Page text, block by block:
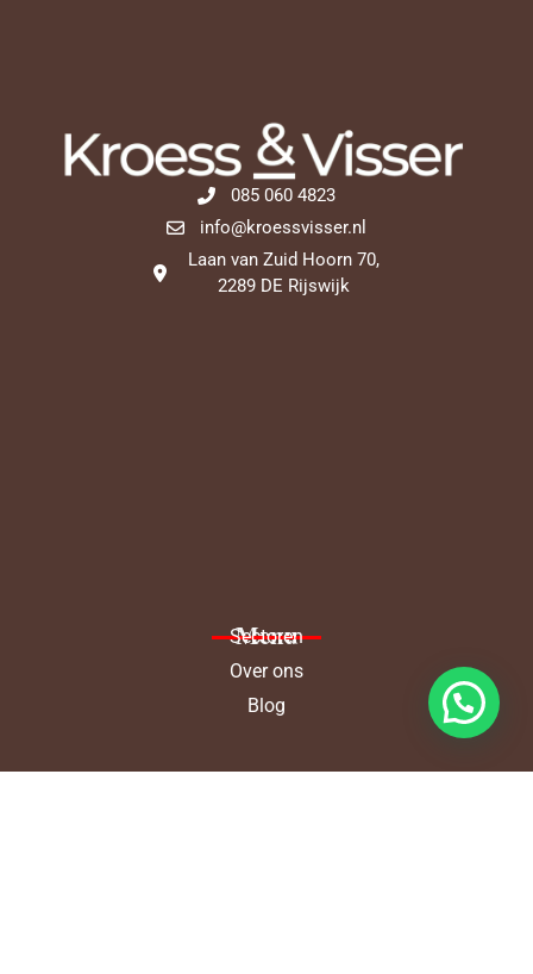
085 060 4823
info@kroessvisser.nl
Laan van Zuid Hoorn 70,
2289 DE Rijswijk
Menu
Sectoren
Over ons
Blog